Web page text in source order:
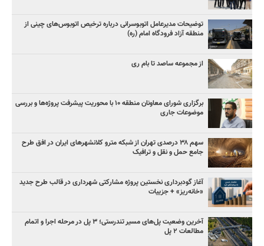
توضیحات مدیرعامل اتوبوسرانی درباره ترخیص اتوبوس‌های چینی از
منطقه آزاد فرودگاه امام (ره)
از مجموعه ساصد تا بام ری
برگزاری شورای معاونان منطقه ۱۰ با محوریت پیشرفت پروژه‌ها و بررسی
موضوعات جاری
سهم ۳۸ درصدی تهران از شبکه مترو کلانشهرهای ایران در افق طرح
جامع حمل و نقل و ترافیک
آغاز گودبرداری نخستین پروژه مشارکتی شهرداری در قالب طرح جدید
«خانه‌ریز» + جزییات
آخرین وضعیت پل‌های مسیر تندرستی؛ ۳ پل در مرحله اجرا و اتمام
مطالعات ۲ پل